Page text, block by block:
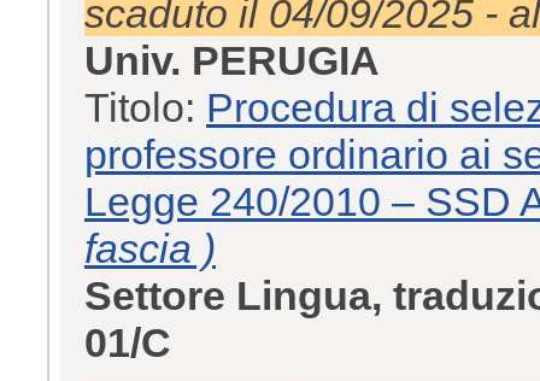
scaduto il 04/09/2025 -
Univ. PERUGIA
Titolo: Procedura di
professore ordinario ai
Legge 240/2010 – SSD
fascia )
Settore Lingua,
01/C